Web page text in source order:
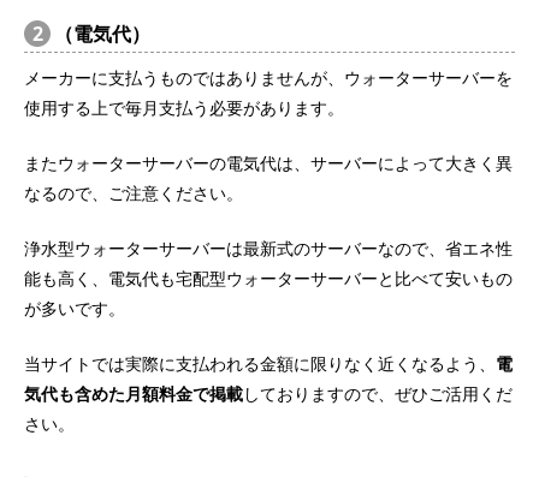
2 （電気代）
メーカーに支払うものではありませんが、ウォーターサーバーを
使用する上で毎月支払う必要があります。
またウォーターサーバーの電気代は、サーバーによって大きく異
なるので、ご注意ください。
浄水型ウォーターサーバーは最新式のサーバーなので、省エネ性
能も高く、電気代も宅配型ウォーターサーバーと比べて安いもの
が多いです。
当サイトでは実際に支払われる金額に限りなく近くなるよう、 電
気代も含めた月額料金で掲載しておりますので、ぜひご活用くだ
さい。